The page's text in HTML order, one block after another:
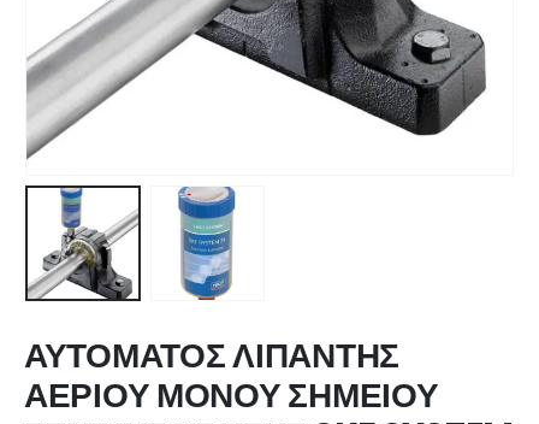
ΑΥΤΟΜΑΤΟΣ ΛΙΠΑΝΤΗΣ
ΑΕΡΙΟΥ ΜΟΝΟΥ ΣΗΜΕΙΟΥ